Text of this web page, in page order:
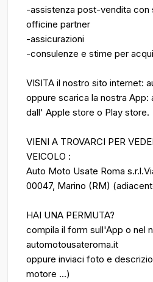
-assistenza post-vendita con
officine partner
-assicurazioni
-consulenze e stime per
VISITA il nostro sito internet:
oppure scarica la nostra App:
dall' Apple store o Play store.
VIENI A TROVARCI PER
VEICOLO :
Auto Moto Usate Roma
00047, Marino (RM)
HAI UNA PERMUTA?
compila il form sull'App o nel
automotousateroma.it
oppure inviaci foto e
motore ...)